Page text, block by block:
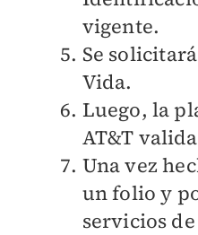
vigente.
Se
Vida.
Luego, la
AT&T
Una vez
un folio y
servicios